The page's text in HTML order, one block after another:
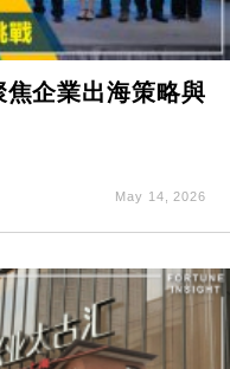
企業出海策略與
May 14, 2026